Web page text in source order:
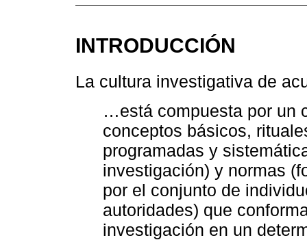
INTRODUCCIÓN
La cultura investigativa de
…está compuesta por un
conceptos básicos,
programadas y
investigación) y normas
por el conjunto de
autoridades) que
investigación en un